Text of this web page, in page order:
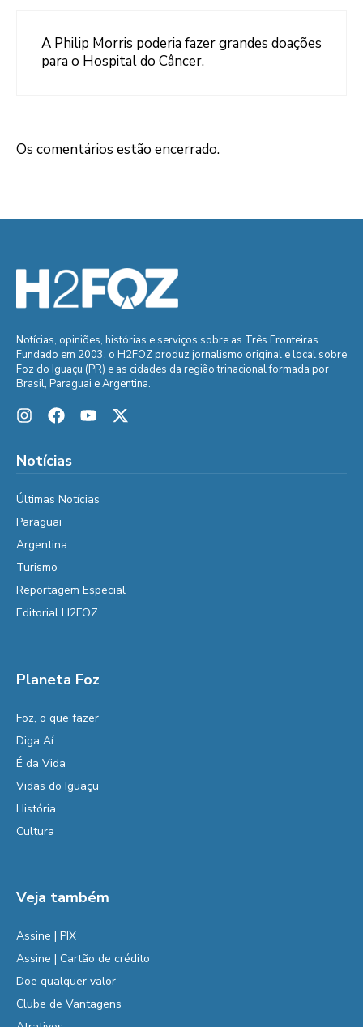
A Philip Morris poderia fazer grandes doações
para o Hospital do Câncer.
Os comentários estão encerrado.
Notícias, opiniões, histórias e serviços sobre as Três Fronteiras.
Fundado em 2003, o H2FOZ produz jornalismo original e local sobre
Foz do Iguaçu (PR) e as cidades da região trinacional formada por
Brasil, Paraguai e Argentina.
Notícias
Últimas Notícias
Paraguai
Argentina
Turismo
Reportagem Especial
Editorial H2FOZ
Planeta Foz
Foz, o que fazer
Diga Aí
É da Vida
Vidas do Iguaçu
História
Cultura
Veja também
Assine | PIX
Assine | Cartão de crédito
Doe qualquer valor
Clube de Vantagens